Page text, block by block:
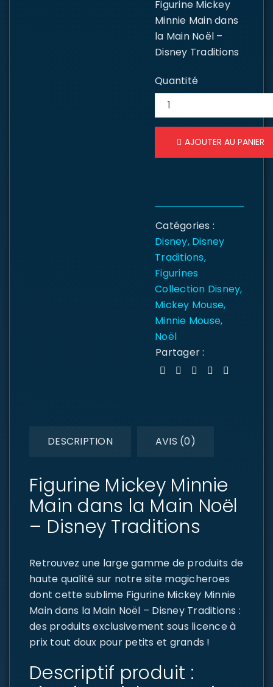
Figurine Mickey
Minnie Main dans
la Main Noël –
Disney Traditions
Quantité
AJOUTER AU PANIER
Catégories :
Disney, Disney
Traditions,
Figurines
Collection Disney,
Mickey Mouse,
Minnie Mouse,
Noël
Partager :
DESCRIPTION AVIS (0)
Figurine Mickey Minnie
Main dans la Main Noël
– Disney Traditions
Retrouvez une large gamme de produits de
haute qualité sur notre site magicheroes
dont cette sublime Figurine Mickey Minnie
Main dans la Main Noël – Disney Traditions :
des produits exclusivement sous licence à
prix tout doux pour petits et grands !
Descriptif produit :